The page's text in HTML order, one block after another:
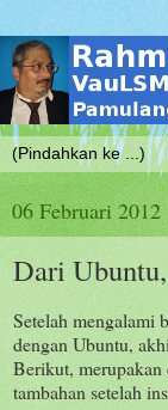
06 Februari 2012
Dari
Setelah mengalami
dengan Ubuntu,
Berikut, merupakan
tambahan setelah